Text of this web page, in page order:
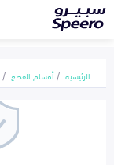
الرئيسية أقسام القطع